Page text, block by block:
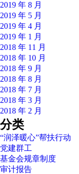
2019 年 8 月
2019 年 5 月
2019 年 4 月
2019 年 1 月
2018 年 11 月
2018 年 10 月
2018 年 9 月
2018 年 8 月
2018 年 7 月
2018 年 3 月
2018 年 2 月
分类
“润泽暖心”帮扶行动
党建群工
基金会规章制度
审计报告